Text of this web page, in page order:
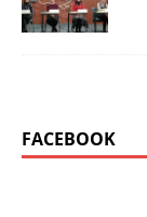
FACEBOOK